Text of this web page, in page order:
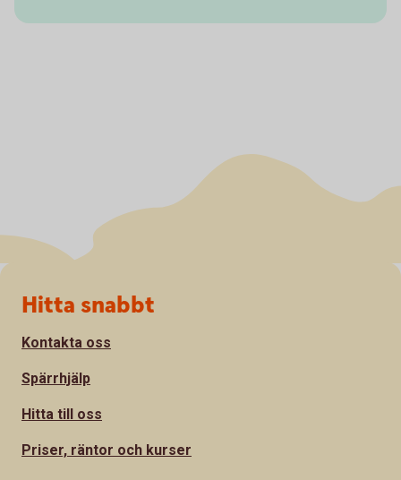
Sidfot
Hitta snabbt
Kontakta oss
Spärrhjälp
Hitta till oss
Priser, räntor och kurser